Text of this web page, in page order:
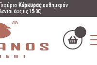
Κέρκυραςαυθημερόν
έως τις 15:00)